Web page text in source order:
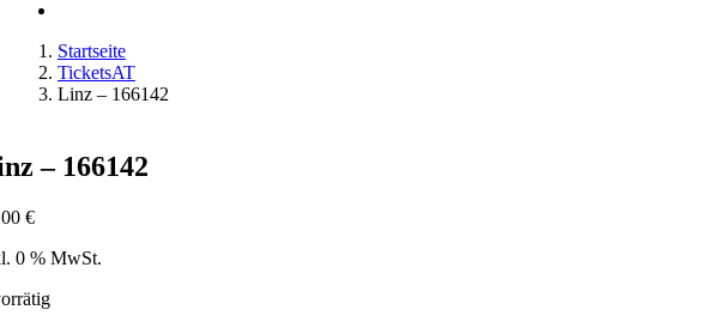
Startseite
TicketsAT
Linz – 166142
– 166142
€
0 % MwSt.